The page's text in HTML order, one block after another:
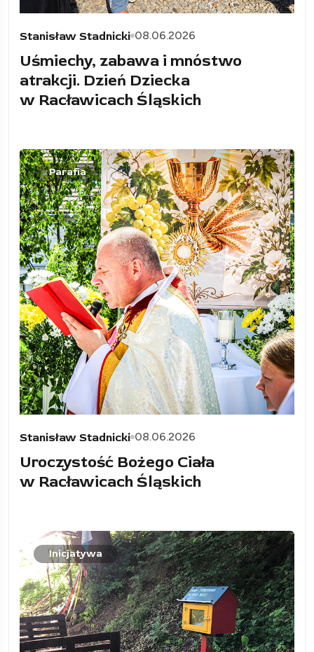
Stanisław Stadnicki 08.06.2026
Uśmiechy, zabawa i mnóstwo
atrakcji. Dzień Dziecka
w Racławicach Śląskich
Parafia
Stanisław Stadnicki 08.06.2026
Uroczystość Bożego Ciała
w Racławicach Śląskich
Inicjatywa